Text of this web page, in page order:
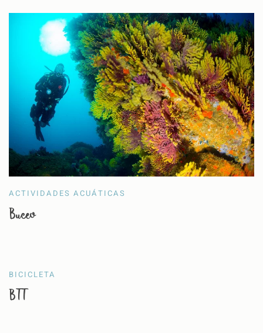
ACTIVIDADES ACUÁTICAS
Buceo
BICICLETA
BTT